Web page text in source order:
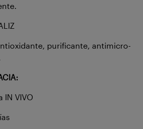
purificante, antimicro-
IN VIVO